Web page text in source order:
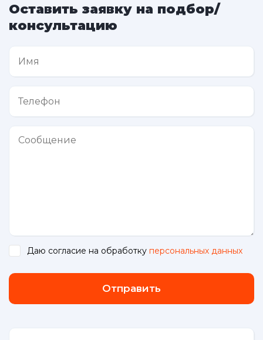
Оставить заявку на подбор/
консультацию
Даю согласие на обработку персональных данных
Отправить